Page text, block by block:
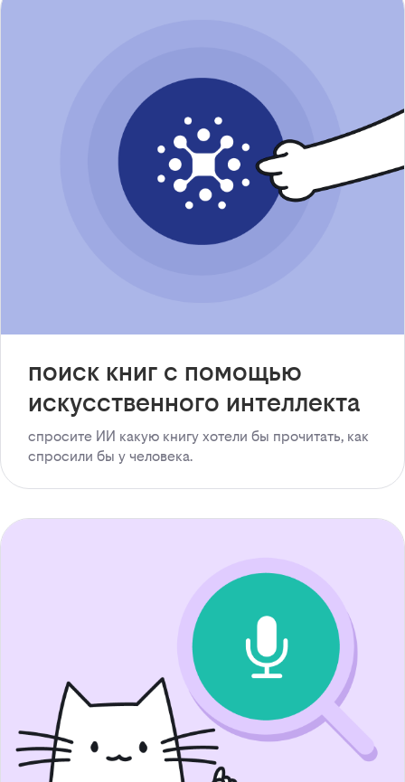
поиск книг с помощью
искусственного интеллекта
спросите ИИ какую книгу хотели бы прочитать, как
спросили бы у человека.